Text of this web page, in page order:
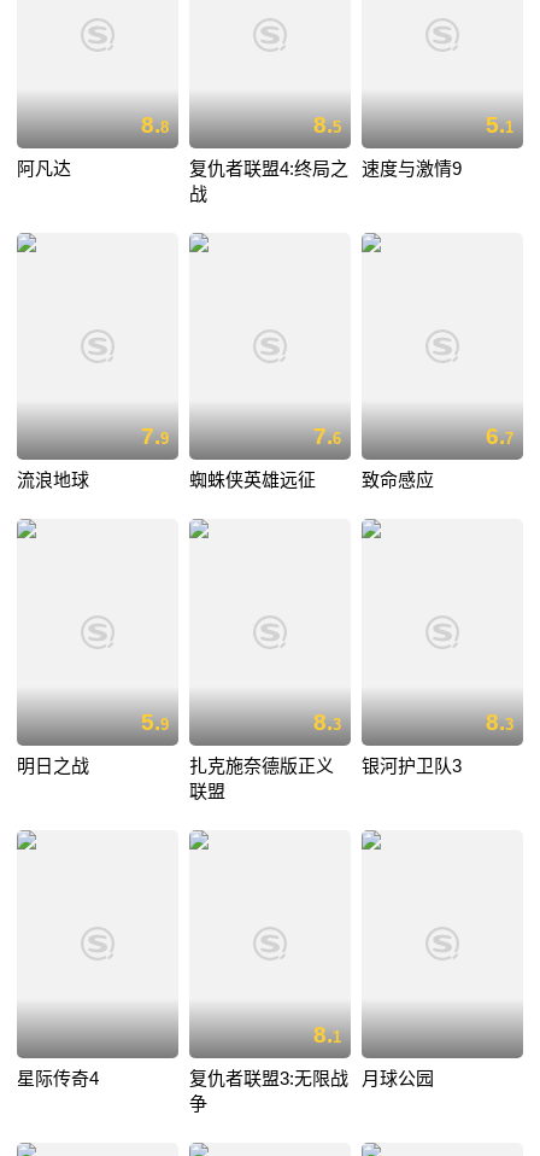
8.8
阿凡达
8.5
复仇者联盟4:终局之
战
5.1
速度与激情9
7.9
流浪地球
7.6
蜘蛛侠英雄远征
6.7
致命感应
5.9
明日之战
8.3
扎克施奈德版正义
联盟
8.3
银河护卫队3
星际传奇4
8.1
复仇者联盟3:无限战
争
月球公园